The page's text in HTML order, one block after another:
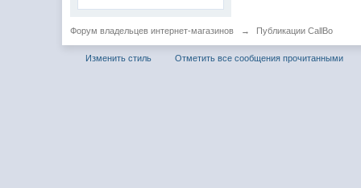
Форум владельцев интернет-магазинов → Публикации CallBo
Изменить стиль Отметить все сообщения прочитанными